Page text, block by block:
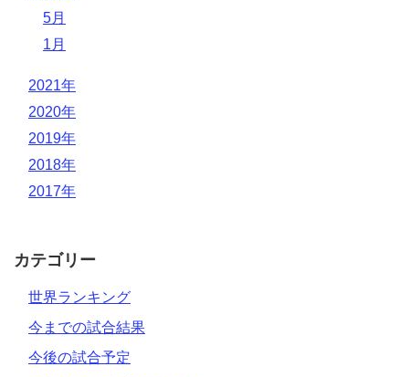
5月
1月
2021年
2020年
2019年
2018年
2017年
カテゴリー
世界ランキング
今までの試合結果
今後の試合予定